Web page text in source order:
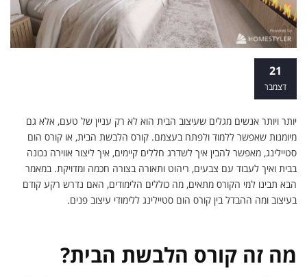
21
דצמבר
יותר ויותר אנשים מגלים שעיצוב הבית הוא לא רק עניין של טעם, אלא גם
מיומנות שאפשר ללמוד ולפתח בעצמם. קורס הלבשת הבית, או קורס הום
סטיילינג, מאפשר להבין איך לשדרג חללים קיימים, איך ליצור אווירה נכונה
בבית ואיך לעבוד עם צבעים, ריהוט ותאורה בצורה חכמה ומדויקת. במאמר
הבא תבינו למי הקורס מתאים, מה כוללים הלימודים, האם נדרש רקע קודם
בעיצוב ומה ההבדל בין קורס הום סטיילינג ללימודי עיצוב פנים.
מה זה קורס הלבשת הבית?